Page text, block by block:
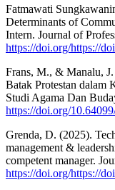
Fatmawati
Determinants of
Intern. Journal of
https://doi.org/https://
Frans, M., & Manalu,
Batak Protestan dalam
Studi Agama Dan
https://doi.org/
Grenda, D. (2025).
management &
competent manager.
https://doi.org/https://